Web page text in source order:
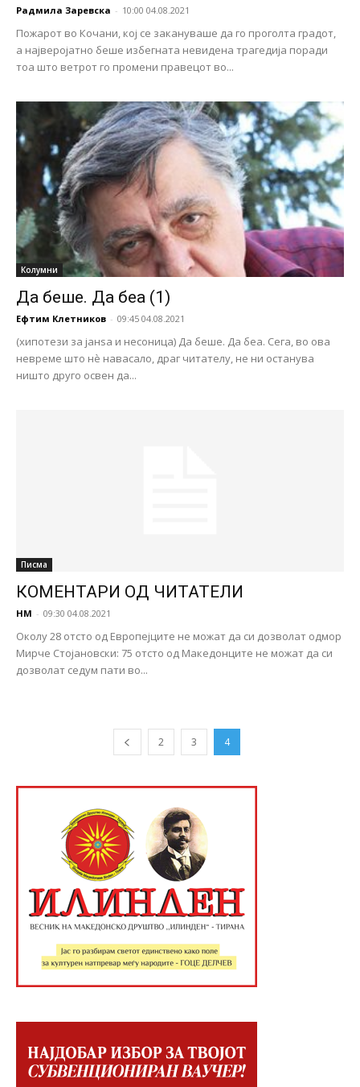
Радмила Заревска - 10:00 04.08.2021
Пожарот во Кочани, кој се закануваше да го проголта градот,
а најверојатно беше избегната невидена трагедија поради
тоа што ветрот го промени правецот во...
Колумни
Да беше. Да беа (1)
Ефтим Клетников - 09:45 04.08.2021
(хипотези за јанѕа и несоница) Да беше. Да беа. Сега, во ова
невреме што нè навасало, драг читателу, не ни останува
ништо друго освен да...
Писма
КОМЕНТАРИ ОД ЧИТАТЕЛИ
НМ - 09:30 04.08.2021
Околу 28 отсто од Европејците не можат да си дозволат одмор
Мирче Стојановски: 75 отсто од Македонците не можат да си
дозволат седум пати во...
2 3 4